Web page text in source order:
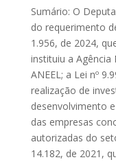
Sumário: O
do requerimento
1.956, de 2024,
instituiu a Agência
ANEEL; a Lei nº
realização de
desenvolvimento
das empresas
autorizadas do
14.182, de 2021,